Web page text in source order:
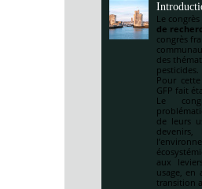
Le
de
congrès
des
pesticides.
Pour
GFP fait
Le
de leurs
devenirs,
aux
usage, en
transition